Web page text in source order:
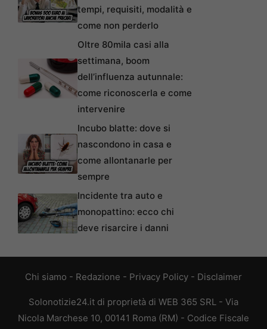
tempi, requisiti, modalità e
come non perderlo
Oltre 80mila casi alla
settimana, boom
dell’influenza autunnale:
come riconoscerla e come
intervenire
Incubo blatte: dove si
nascondono in casa e
come allontanarle per
sempre
Incidente tra auto e
monopattino: ecco chi
deve risarcire i danni
Chi siamo - Redazione - Privacy Policy - Disclaimer
Solonotizie24.it di proprietà di WEB 365 SRL - Via
Nicola Marchese 10, 00141 Roma (RM) - Codice Fiscale